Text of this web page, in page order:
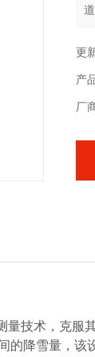
更
产
厂
量技术，克服
降雪量，